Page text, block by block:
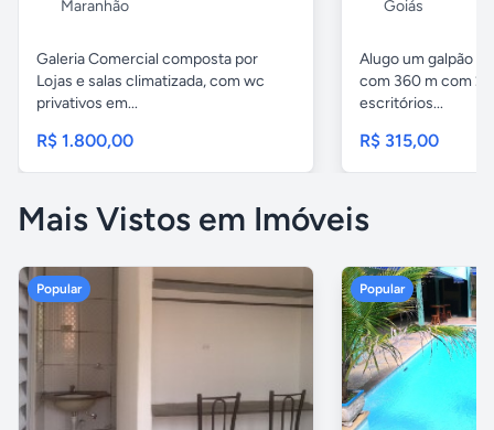
Maranhão
Galeria Comercial composta por
Lojas e salas climatizada, com wc
privativos em...
R$ 1.800,00
Goiás
Alugo um galpão
com 360 m com 2
escritórios...
R$ 315,00
Mais Vistos em Imóveis
Popular Popular